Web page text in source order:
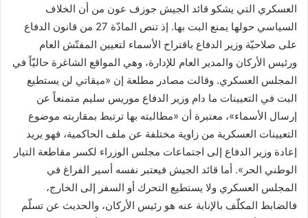
العسكري التي يشكو قائد الجيش جوزف عون من أن الخلاف
السياسي حولها يمنع البت بها. إذ تنص المادّة 27 من قانون الدفاع
على صلاحيّة وزير الدفاع باقتراح الأسماء لتعيين المفتّش العام
ورئيس الأركان والمدير العام للإدارة، وهي المواقع الشاغرة حاليّاً في
المجلس العسكري. وقالت مصادر مطلعة إن «ميقاتي لن يستطيع
البت في التعيينات ما دام وزير الدفاع موريس سليم متمنعاً عن
إرسال الأسماء»، معتبرة أن «مطالبته بها ترتبط بمقاربته موضوع
التعيينات العسكرية من زاوية مختلفة عن ملف الحاكمية، فهو يريد
إعادة وزير الدفاع إلى اجتماعات مجلس الوزراء لكسر مقاطعة التيار
الوطني الحر». أما قائد الجيش فيعتبر نفسه أسير الفراغ في
المجلس العسكري ولا يستطيع التحرك أو السفر إلى الخارج،
فالضابط المكلّف بالإنابة عنه هو رئيس الأركان، والحديث عن تسلّم